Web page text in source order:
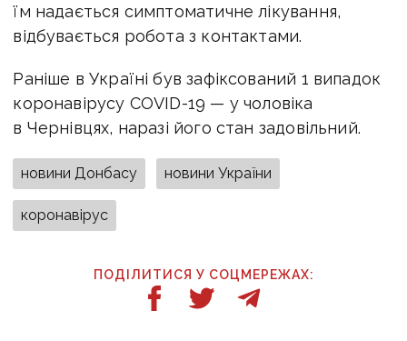
їм надається симптоматичне лікування,
відбувається робота з контактами.
Раніше в Україні був зафіксований 1 випадок
коронавірусу COVID-19 — у чоловіка
в Чернівцях, наразі його стан задовільний.
новини Донбасу новини України
коронавірус
ПОДІЛИТИСЯ У СОЦМЕРЕЖАХ: